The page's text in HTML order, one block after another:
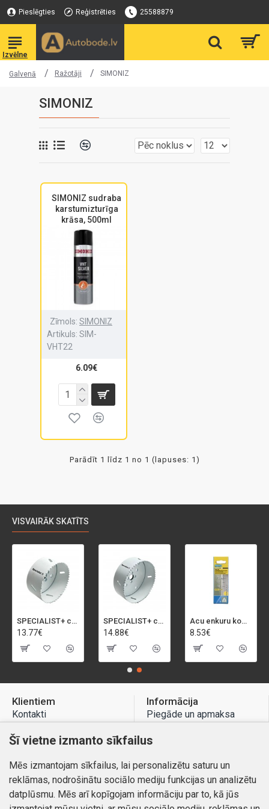
Pieslēgties Reģistrēties 25588879
Galvenā Ražotāji SIMONIZ
SIMONIZ
SIMONIZ sudraba
karstumizturīga
krāsa, 500ml
Zīmols: SIMONIZ
Artikuls: SIM-
VHT22
6.09€
Parādīt 1 līdz 1 no 1 (lapuses: 1)
VISVAIRĀK SKATĪTS
SPECIALIST+ caurumu zāģis BI-METAL, 92 mm
13.77€
SPECIALIST+ caurumu zāģis BI-METAL, 98 mm
14.88€
Acu enkuru komplekts, 3-13 mm, Rapid, 12 gab.
8.53€
Klientiem
Kontakti
Preču atgriešana
Mans profils
Pasūtījumi
Informācija
Piegāde un apmaksa
Atteikuma tiesības
Kontakti
Šī vietne izmanto sīkfailus
Mēs izmantojam sīkfailus, lai personalizētu saturu un
reklāmas, nodrošinātu sociālo mediju funkcijas un analizētu
datplūsmu. Mēs arī kopīgojam informāciju par to, kā jūs